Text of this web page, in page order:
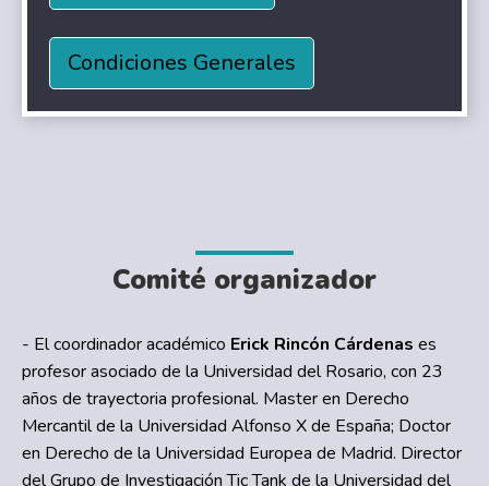
Condiciones Generales
Comité organizador
- El coordinador académico Erick Rincón Cárdenas es
profesor asociado de la Universidad del Rosario, con 23
años de trayectoria profesional. Master en Derecho
Mercantil de la Universidad Alfonso X de España; Doctor
en Derecho de la Universidad Europea de Madrid. Director
del Grupo de Investigación Tic Tank de la Universidad del